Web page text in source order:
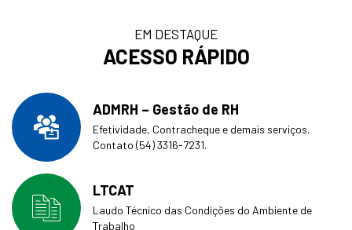
EM DESTAQUE
ACESSO RÁPIDO
ADMRH – Gestão de RH
Efetividade, Contracheque e demais serviços.
Contato (54) 3316-7231.
LTCAT
Laudo Técnico das Condições do Ambiente de
Trabalho